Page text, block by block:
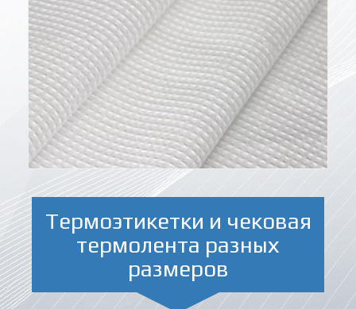
Термоэтикетки и чековая
термолента разных
размеров